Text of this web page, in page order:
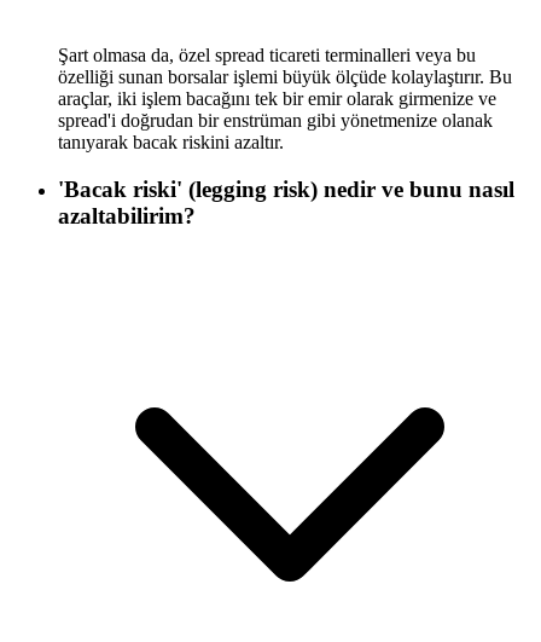
Şart olmasa da, özel spread ticareti terminalleri veya bu
özelliği sunan borsalar işlemi büyük ölçüde kolaylaştırır. Bu
araçlar, iki işlem bacağını tek bir emir olarak girmenize ve
spread'i doğrudan bir enstrüman gibi yönetmenize olanak
tanıyarak bacak riskini azaltır.
'Bacak riski' (legging risk) nedir ve bunu nasıl
azaltabilirim?